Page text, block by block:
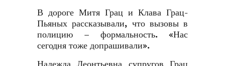
В дороге Митя Грац и Клава Грац-
Пьяных рассказывали, что вызовы в
полицию – формальность. «Нас
сегодня тоже допрашивали».